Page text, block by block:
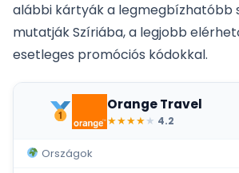
alábbi kártyák a legmegbízhatóbb
mutatják Szíriába, a legjobb
esetleges promóciós kódokkal.
Orange Travel
★★★★★ 4.2
Országok